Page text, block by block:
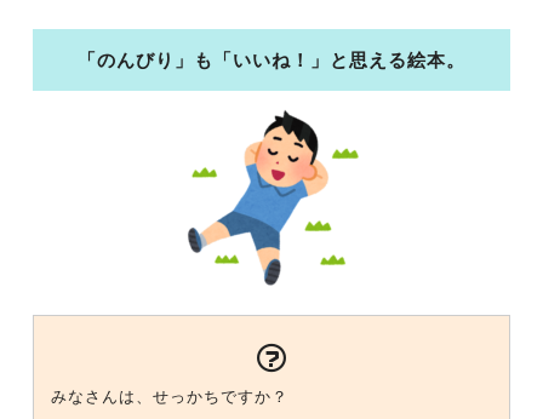
「のんびり」も「いいね！」と思える絵本。
みなさんは、せっかちですか？